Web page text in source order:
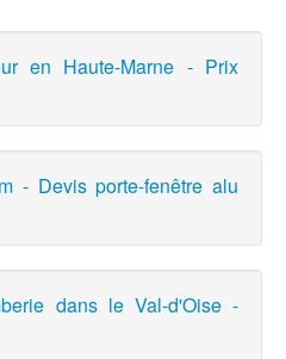
en Haute-Marne - Prix
- Devis porte-fenêtre alu
dans le Val-d'Oise -